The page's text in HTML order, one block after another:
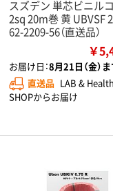
スズデン 単芯ビニル
2sq 20m巻 黄 UBVSF
62-2209-56（直送品）
￥
お届け日：8月21日（金）
直送品 LAB &
SHOPからお届け